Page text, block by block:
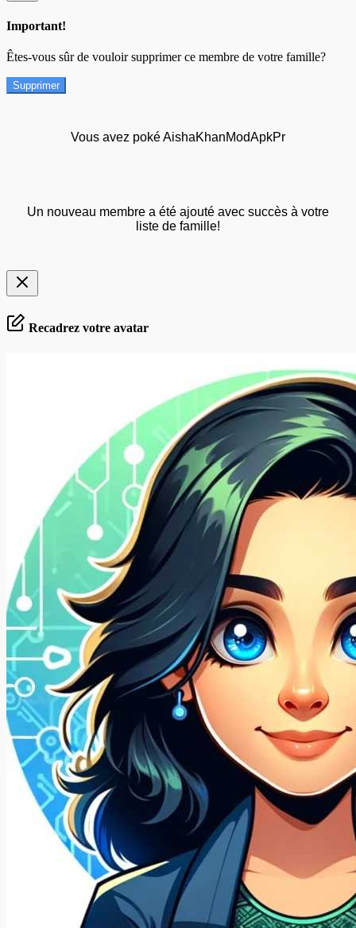
Important!
Êtes-vous sûr de vouloir supprimer ce membre de votre famille?
Supprimer
Vous avez poké AishaKhanModApkPr
Un nouveau membre a été ajouté avec succès à votre
liste de famille!
Recadrez votre avatar